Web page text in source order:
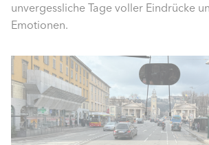
unvergessliche Tage voller Eindrücke
Emotionen.